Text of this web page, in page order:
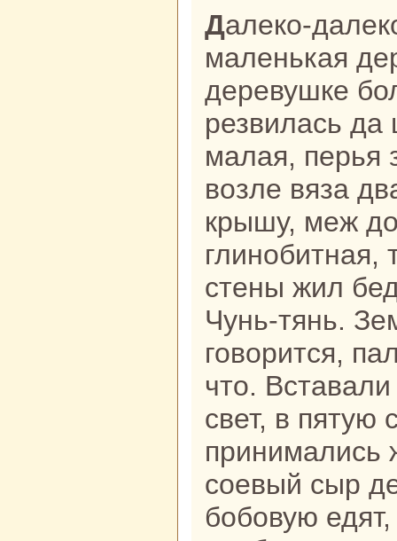
Далекo-далекo от леca стояла
маленькая
деревушке
резвилась да
малая, перья
возле вяза
крышу, меж
глинобитнaя,
стены жил
Чунь-тянь.
говорится,
что.
свет, в пятую
принимались
соевый сыр
бобовую